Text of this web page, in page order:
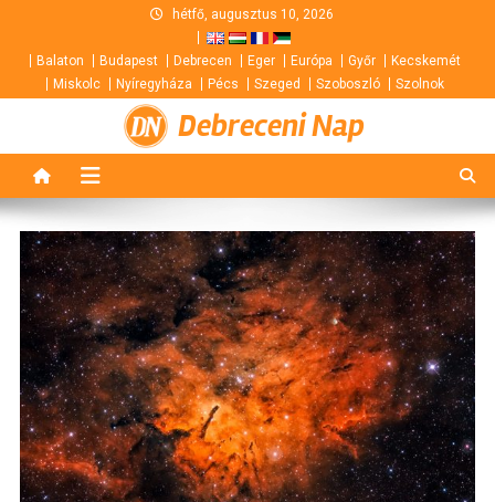
content
hétfő, augusztus 10, 2026
Balaton Budapest Debrecen Eger Európa Győr
Kecskemét
Miskolc
Nyíregyháza Pécs Szeged Szoboszló Szolnok
Debreceni Nap